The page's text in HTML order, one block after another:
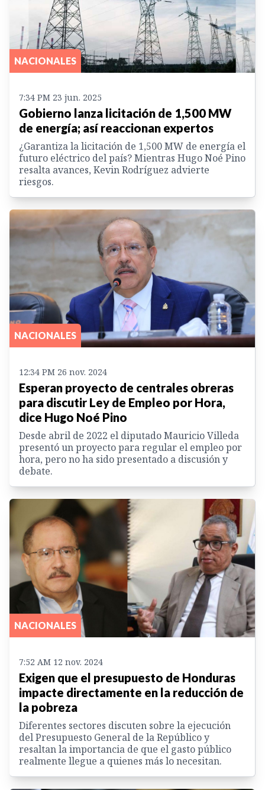
NACIONALES
7:34 PM 23 jun. 2025
Gobierno lanza licitación de 1,500 MW
de energía; así reaccionan expertos
¿Garantiza la licitación de 1,500 MW de energía el
futuro eléctrico del país? Mientras Hugo Noé Pino
resalta avances, Kevin Rodríguez advierte
riesgos.
NACIONALES
12:34 PM 26 nov. 2024
Esperan proyecto de centrales obreras
para discutir Ley de Empleo por Hora,
dice Hugo Noé Pino
Desde abril de 2022 el diputado Mauricio Villeda
presentó un proyecto para regular el empleo por
hora, pero no ha sido presentado a discusión y
debate.
NACIONALES
7:52 AM 12 nov. 2024
Exigen que el presupuesto de Honduras
impacte directamente en la reducción de
la pobreza
Diferentes sectores discuten sobre la ejecución
del Presupuesto General de la Repúblico y
resaltan la importancia de que el gasto público
realmente llegue a quienes más lo necesitan.